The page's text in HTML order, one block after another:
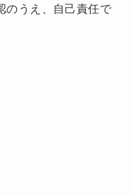
のうえ、自己責任で